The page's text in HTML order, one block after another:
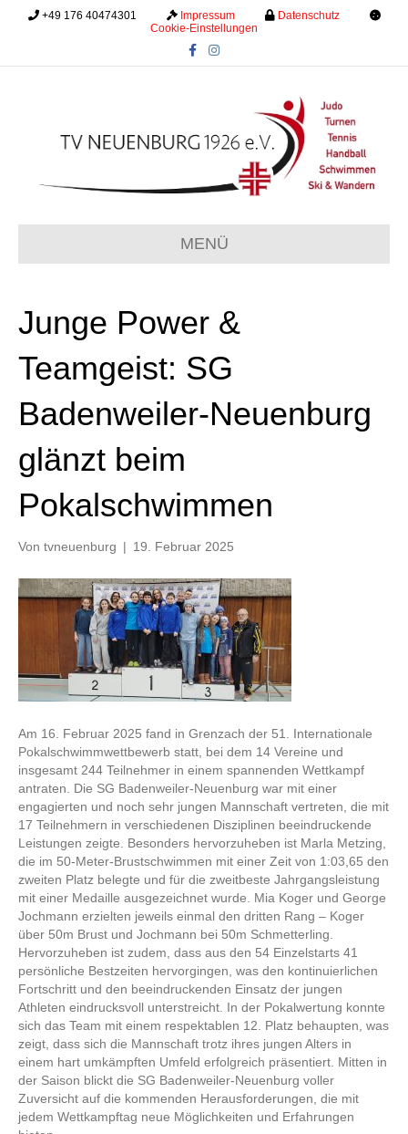
+49 176 40474301 Impressum Datenschutz
Cookie-Einstellungen
c
k
s
a
m
MENÜ
Junge Power &
Teamgeist: SG
Badenweiler-Neuenburg
glänzt beim
Pokalschwimmen
Von tvneuenburg | 19. Februar 2025
Am 16. Februar 2025 fand in Grenzach der 51. Internationale
Pokalschwimmwettbewerb statt, bei dem 14 Vereine und
insgesamt 244 Teilnehmer in einem spannenden Wettkampf
antraten. Die SG Badenweiler-Neuenburg war mit einer
engagierten und noch sehr jungen Mannschaft vertreten, die mit
17 Teilnehmern in verschiedenen Disziplinen beeindruckende
Leistungen zeigte. Besonders hervorzuheben ist Marla Metzing,
die im 50-Meter-Brustschwimmen mit einer Zeit von 1:03,65 den
zweiten Platz belegte und für die zweitbeste Jahrgangsleistung
mit einer Medaille ausgezeichnet wurde. Mia Koger und George
Jochmann erzielten jeweils einmal den dritten Rang – Koger
über 50m Brust und Jochmann bei 50m Schmetterling.
Hervorzuheben ist zudem, dass aus den 54 Einzelstarts 41
persönliche Bestzeiten hervorgingen, was den kontinuierlichen
Fortschritt und den beeindruckenden Einsatz der jungen
Athleten eindrucksvoll unterstreicht. In der Pokalwertung konnte
sich das Team mit einem respektablen 12. Platz behaupten, was
zeigt, dass sich die Mannschaft trotz ihres jungen Alters in
einem hart umkämpften Umfeld erfolgreich präsentiert. Mitten in
der Saison blickt die SG Badenweiler-Neuenburg voller
Zuversicht auf die kommenden Herausforderungen, die mit
jedem Wettkampftag neue Möglichkeiten und Erfahrungen